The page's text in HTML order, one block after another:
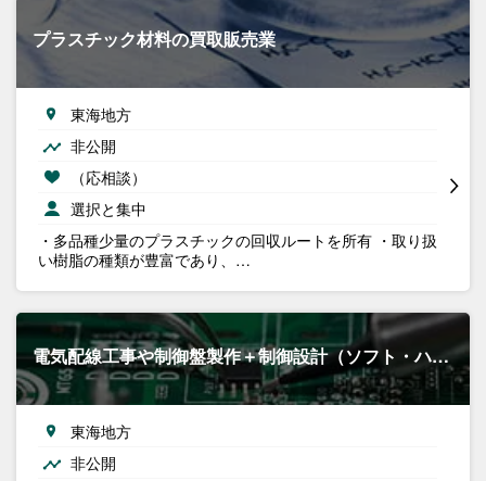
プラスチック材料の買取販売業
東海地方
非公開
（応相談）
選択と集中
・多品種少量のプラスチックの回収ルートを所有 ・取り扱
い樹脂の種類が豊富であり、…
電気配線工事や制御盤製作＋制御設計（ソフト・ハ…
東海地方
非公開